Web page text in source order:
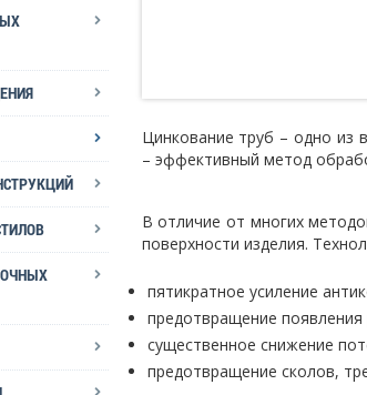
Цинкование труб – одно из
– эффективный метод
В отличие от многих
поверхности изделия.
пятикратное усиление
предотвращение
существенное снижение
предотвращение сколов,